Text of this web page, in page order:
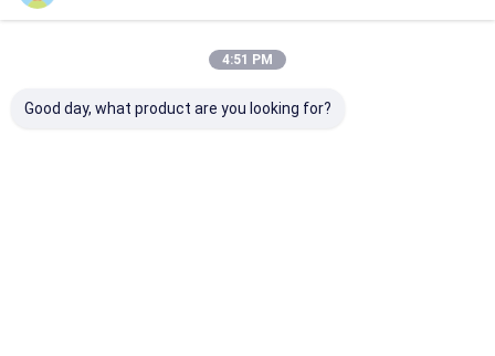
4:51 PM
Good day, what product are you looking for?